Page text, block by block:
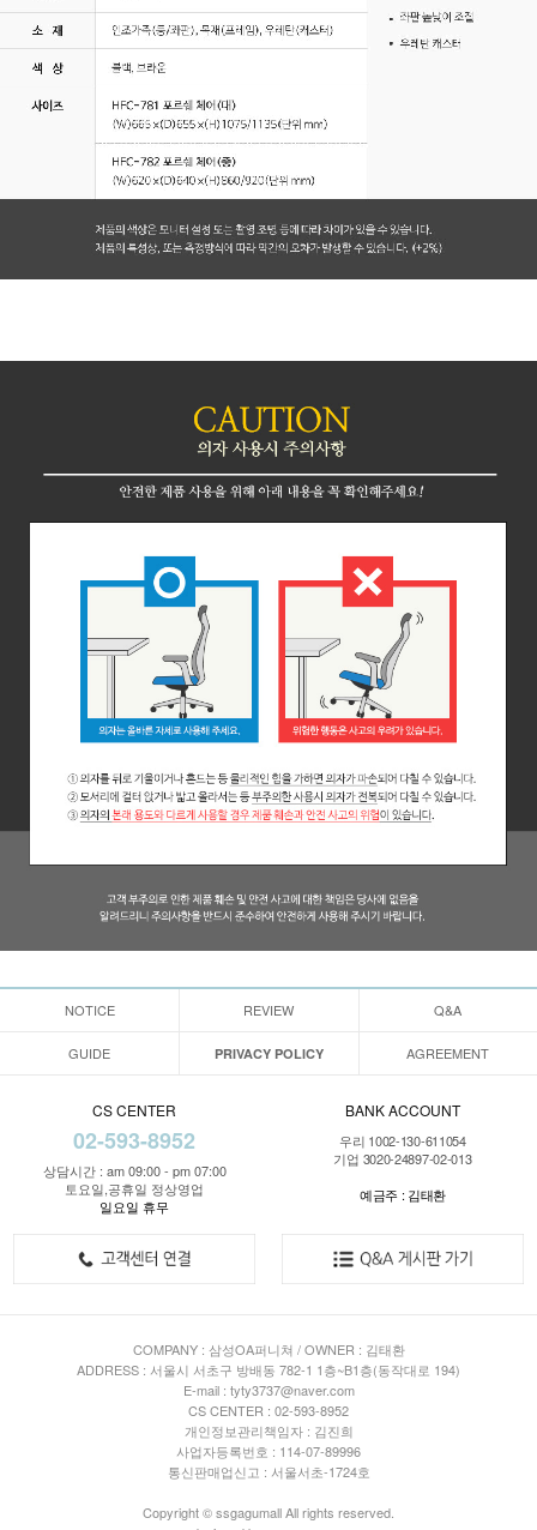
NOTICE REVIEW Q&A
GUIDE PRIVACY POLICY AGREEMENT
CS CENTER
02-593-8952
상담시간 : am 09:00 - pm 07:00
토요일,공휴일 정상영업
일요일 휴무
BANK ACCOUNT
우리 1002-130-611054
기업 3020-24897-02-013
예금주 : 김태환
COMPANY : 삼성OA퍼니쳐 / OWNER : 김태환
ADDRESS : 서울시 서초구 방배동 782-1 1층~B1층(동작대로 194)
E-mail : tyty3737@naver.com
CS CENTER : 02-593-8952
개인정보관리책임자 : 김진희
사업자등록번호 : 114-07-89996
통신판매업신고 : 서울서초-1724호
Copyright © ssgagumall All rights reserved.